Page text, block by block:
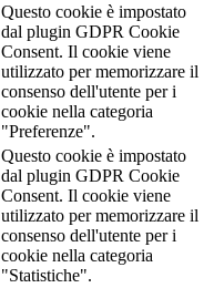
Questo cookie è impostato
dal plugin GDPR Cookie
Consent. Il cookie viene
utilizzato per memorizzare il
consenso dell'utente per i
cookie nella categoria
"Preferenze".
Questo cookie è impostato
dal plugin GDPR Cookie
Consent. Il cookie viene
utilizzato per memorizzare il
consenso dell'utente per i
cookie nella categoria
"Statistiche".